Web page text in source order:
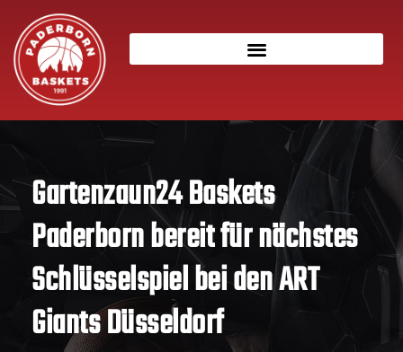
Gartenzaun24 Baskets
Paderborn bereit für nächstes
Schlüsselspiel bei den ART
Giants Düsseldorf